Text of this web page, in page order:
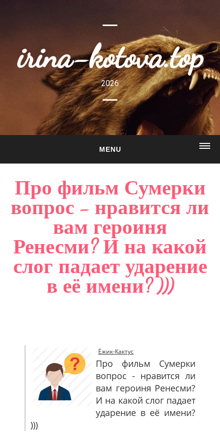
irina-kotova.top
2026
MENU
О САЙТЕ
ГАЛЕРЕЯ
САЙТМАП
КОНТАКТЫ
Про фильм Сумерки
вопрос - нравится ли
вам героиня
Ренесми? И на какой
слог падает ударение
в её имени? )))
Ёжик-Кактус
Про фильм Сумерки
вопрос - нравится ли
вам героиня Ренесми?
И на какой слог падает
ударение в её имени?
)))